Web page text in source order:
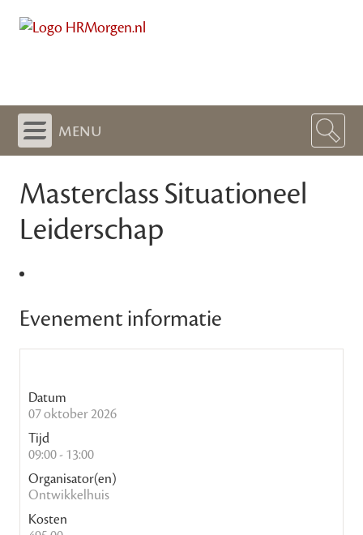
menu
Masterclass Situationeel
Leiderschap
Evenement informatie
Datum
07 oktober 2026
Tijd
09:00 - 13:00
Organisator(en)
Ontwikkelhuis
Kosten